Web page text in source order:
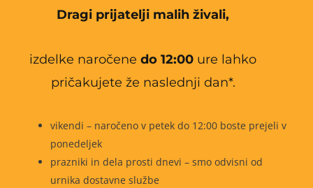
Dragi prijatelji malih živali,
izdelke naročenedo 12:00 ure lahko
pričakujete že naslednji dan*.
vikendi – naročeno v petek do 12:00 boste prejeli v
ponedeljek
prazniki in dela prosti dnevi – smo odvisni od
urnika dostavne službe